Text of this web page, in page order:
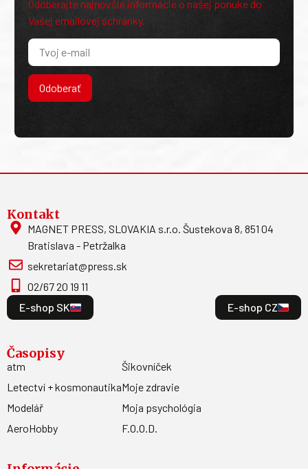
Odoberajte najnovšie informácie o našej ponuke do
Vašej emailovej schránky.
Odoberať
Kontakt
MAGNET PRESS, SLOVAKIA s.r.o. Šustekova 8, 851 04
Bratislava - Petržalka
sekretariat@press.sk
02/67 20 19 11
E-shop SK
E-shop CZ
Časopisy
atm
Letectví + kosmonautika
Modelář
AeroHobby
Šikovníček
Moje zdravie
Moja psychológia
F.O.O.D.